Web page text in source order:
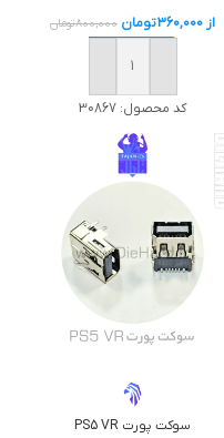
از360,000تومان 800,000تومان
خرید
کد محصول: 30867
سوکت پورت PS5 VR